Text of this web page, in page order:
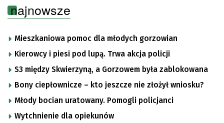
najnowsze
Mieszkaniowa pomoc dla młodych gorzowian
Kierowcy i piesi pod lupą. Trwa akcja policji
S3 między Skwierzyną, a Gorzowem była zablokowana
Bony ciepłownicze – kto jeszcze nie złożył wniosku?
Młody bocian uratowany. Pomogli policjanci
Wytchnienie dla opiekunów